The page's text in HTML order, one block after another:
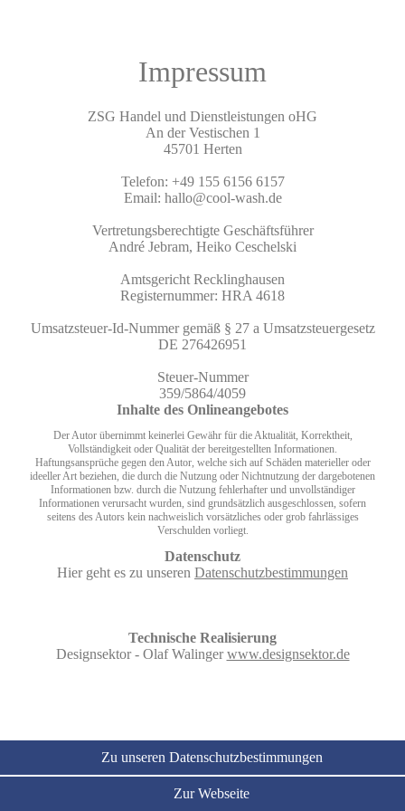
Impressum
ZSG Handel und Dienstleistungen oHG
An der Vestischen 1
45701 Herten
Telefon: +49 155 6156 6157
Email: hallo@cool-wash.de
Vertretungsberechtigte Geschäftsführer
André Jebram, Heiko Ceschelski
Amtsgericht Recklinghausen
Registernummer: HRA 4618
Umsatzsteuer-Id-Nummer gemäß § 27 a Umsatzsteuergesetz
DE 276426951
Steuer-Nummer
359/5864/4059
Inhalte des Onlineangebotes
Der Autor übernimmt keinerlei Gewähr für die Aktualität, Korrektheit,
Vollständigkeit oder Qualität der bereitgestellten Informationen.
Haftungsansprüche gegen den Autor, welche sich auf Schäden materieller oder
ideeller Art beziehen, die durch die Nutzung oder Nichtnutzung der dargebotenen
Informationen bzw. durch die Nutzung fehlerhafter und unvollständiger
Informationen verursacht wurden, sind grundsätzlich ausgeschlossen, sofern
seitens des Autors kein nachweislich vorsätzliches oder grob fahrlässiges
Verschulden vorliegt.
Datenschutz
Hier geht es zu unseren Datenschutzbestimmungen
Technische Realisierung
Designsektor - Olaf Walingerwww.designsektor.de
Zur Webseite
Zu unseren Datenschutzbestimmungen